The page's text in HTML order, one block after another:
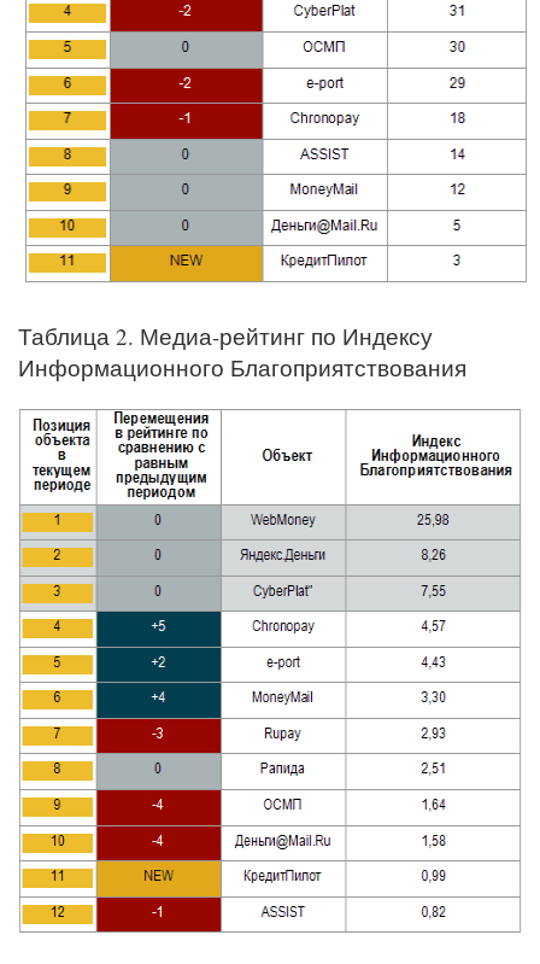
Таблица 2. Медиа-рейтинг по Индексу
Информационного Благоприятствования